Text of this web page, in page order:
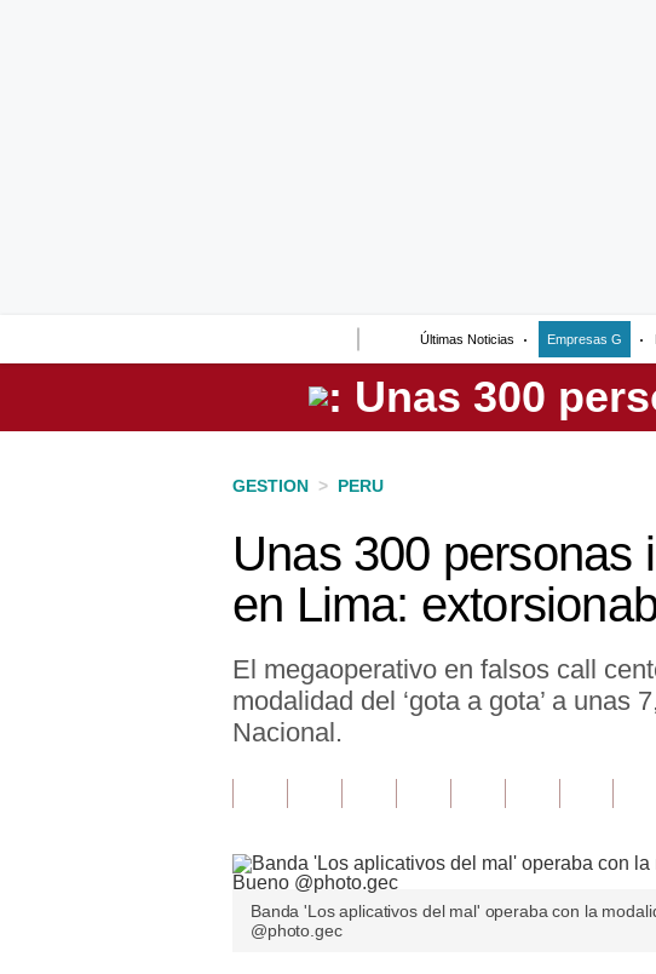
Últimas Noticias Empresas G
Perú
GESTION > PERU
Unas 300 personas
en Lima:
El megaoperativo en falsos call
modalidad del ‘gota a gota’ a
Nacional.
Banda 'Los aplicativos del mal' operaba con la
@photo.gec